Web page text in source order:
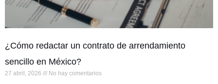
¿Cómo redactar un contrato de arrendamiento
sencillo en México?
27 abril, 2026 No hay comentarios